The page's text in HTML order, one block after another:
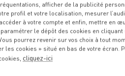
afficher de la publicité
profil et votre localisation, mesurer
à votre compte et enfin, mettre en
paramétrer le dépôt des cookies en
pourrez revenir sur vos choix à tout
les cookies » situé en bas de votre écran.
cliquez-ici